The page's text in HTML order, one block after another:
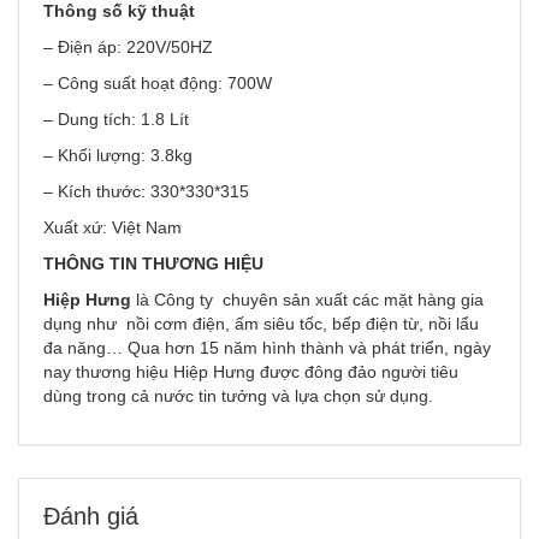
Thông số kỹ thuật
– Điện áp: 220V/50HZ
– Công suất hoạt động: 700W
– Dung tích: 1.8 Lít
– Khối lượng: 3.8kg
– Kích thước: 330*330*315
Xuất xứ: Việt Nam
THÔNG TIN THƯƠNG HIỆU
Hiệp Hưng là Công ty chuyên sản xuất các mặt hàng gia
dụng như nồi cơm điện, ấm siêu tốc, bếp điện từ, nồi lẩu
đa năng… Qua hơn 15 năm hình thành và phát triển, ngày
nay thương hiệu Hiệp Hưng được đông đảo người tiêu
dùng trong cả nước tin tưởng và lựa chọn sử dụng.
Đánh giá